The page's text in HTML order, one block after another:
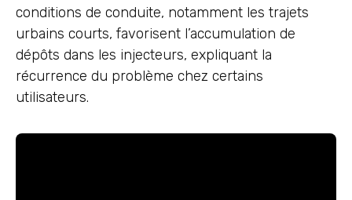
conditions de conduite, notamment les trajets
urbains courts, favorisent l’accumulation de
dépôts dans les injecteurs, expliquant la
récurrence du problème chez certains
utilisateurs.